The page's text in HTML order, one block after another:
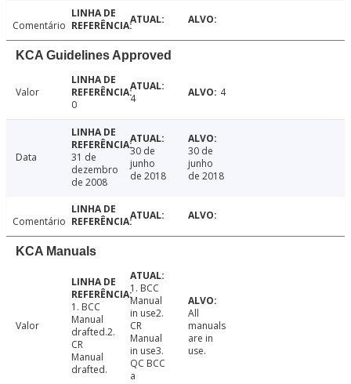
Comentário
KCA Guidelines Approved
Valor
0
4 4
Data
31 de
dezembro
de 2008
30 de
junho
de 2018
30 de
junho
de 2018
Comentário
KCA Manuals
Valor
1. BCC
Manual
drafted.2.
CR
Manual
drafted.
1. BCC
Manual
in use2.
CR
Manual
in use3.
QC BCC
a
All
manuals
are in
use.